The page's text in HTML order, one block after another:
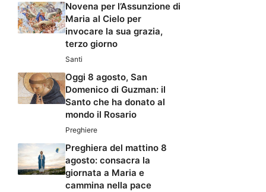
Novena per l’Assunzione di
Maria al Cielo per
invocare la sua grazia,
terzo giorno
Santi
Oggi 8 agosto, San
Domenico di Guzman: il
Santo che ha donato al
mondo il Rosario
Preghiere
Preghiera del mattino 8
agosto: consacra la
giornata a Maria e
cammina nella pace